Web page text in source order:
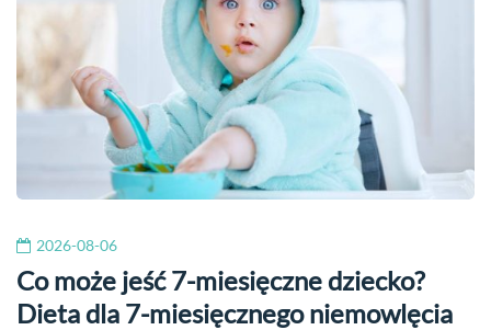
2026-08-06
Co może jeść 7-miesięczne dziecko?
Dieta dla 7-miesięcznego niemowlęcia